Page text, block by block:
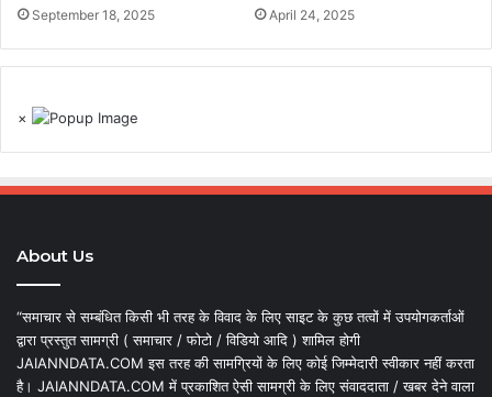
September 18, 2025 April 24, 2025
×
About Us
“समाचार से सम्बंधित किसी भी तरह के विवाद के लिए साइट के कुछ तत्वों में उपयोगकर्ताओं
द्वारा प्रस्तुत सामग्री ( समाचार / फोटो / विडियो आदि ) शामिल होगी
JAIANNDATA.COM इस तरह की सामग्रियों के लिए कोई जिम्मेदारी स्वीकार नहीं करता
है। JAIANNDATA.COM में प्रकाशित ऐसी सामग्री के लिए संवाददाता / खबर देने वाला